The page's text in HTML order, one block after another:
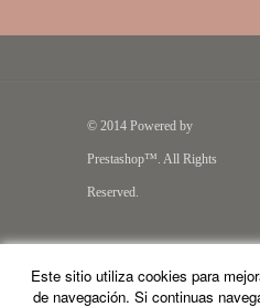
Este sitio utiliza cookies para
de navegación. Si continuas
© 2014 Powered by
Prestashop™. All Rights
Reserved.